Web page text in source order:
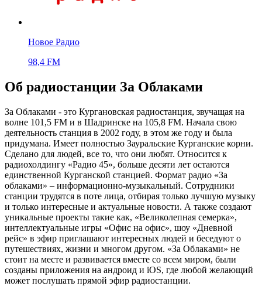
Новое Радио
98,4 FM
Об радиостанции За Облаками
За Облаками - это Кургановская радиостанция, звучащая на
волне 101,5 FM и в Шадринске на 105,8 FM. Начала свою
деятельность станция в 2002 году, в этом же году и была
придумана. Имеет полностью Зауральские Курганские корни.
Сделано для людей, все то, что они любят. Относится к
радиохолдингу «Радио 45», больше десяти лет остаются
единственной Курганской станцией. Формат радио «За
облаками» – информационно-музыкальный. Сотрудники
станции трудятся в поте лица, отбирая только лучшую музыку
и только интересные и актуальные новости. А также создают
уникальные проекты такие как, «Великолепная семерка»,
интеллектуальные игры «Офис на офис», шоу «Дневной
рейс» в эфир приглашают интересных людей и беседуют о
путешествиях, жизни и многом другом. «За Облаками» не
стоит на месте и развивается вместе со всем миром, были
созданы приложения на андроид и iOS, где любой желающий
может послушать прямой эфир радиостанции.